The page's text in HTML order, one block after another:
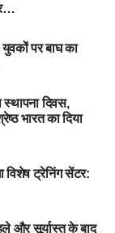
पर बाघ का
स्थापना दिवस,
भारत का दिया
विशेष ट्रेनिंग सेंटर:
और सूर्यास्त के बाद